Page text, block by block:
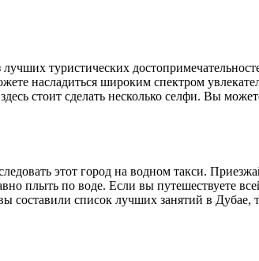
туристических
насладиться широким спектром
стоит сделать несколько селфи. Вы
этот город на водном такси.
плыть по воде. Если вы путешествуете
список лучших занятий в Дубае,